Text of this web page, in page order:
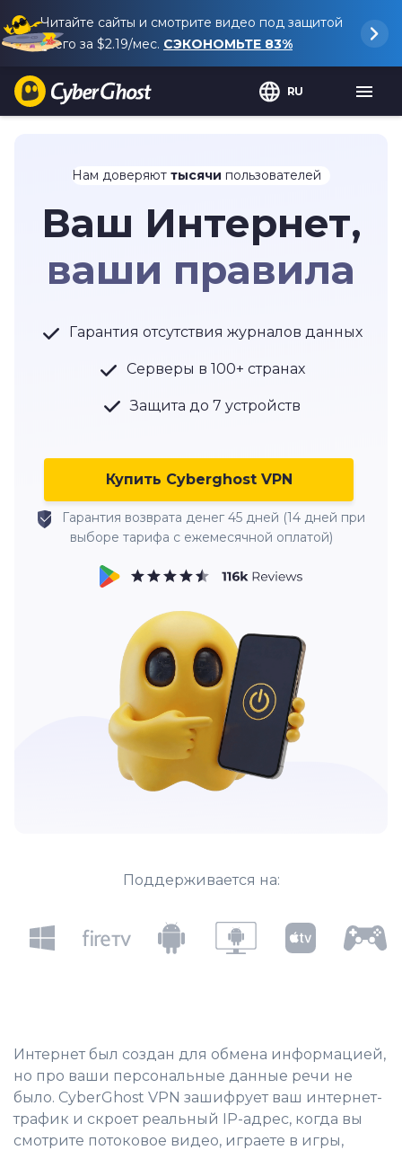
Читайте сайты и смотрите видео под защитой
всего за $2.19/мес. СЭКОНОМЬТЕ 83%
RU
Нам доверяют тысячи пользователей
Ваш Интернет,
ваши правила
Гарантия отсутствия журналов данных
Серверы в 100+ странах
Защита до 7 устройств
Купить Cyberghost VPN
Гарантия возврата денег 45 дней (14 дней при
выборе тарифа с ежемесячной оплатой)
Поддерживается на:
Интернет был создан для обмена информацией,
но про ваши персональные данные речи не
было. CyberGhost VPN зашифрует ваш интернет-
трафик и скроет реальный IP-адрес, когда вы
смотрите потоковое видео, играете в игры,